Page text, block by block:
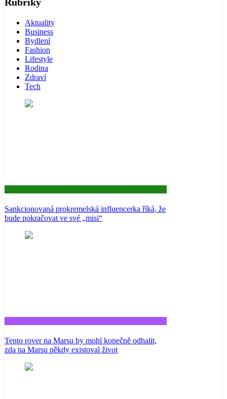
Aktuality
Business
Bydlení
Fashion
Lifestyle
Rodina
Zdraví
Tech
Sankcionovaná prokremelská influencerka říká, že
bude pokračovat ve své „misi“
Tento rover na Marsu by mohl konečně odhalit,
zda na Marsu někdy existoval život